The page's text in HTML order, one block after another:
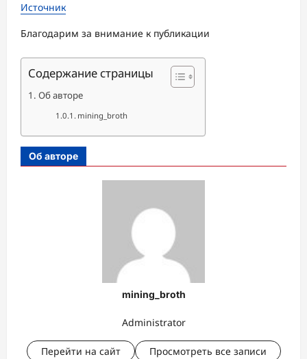
Источник
Благодарим за внимание к публикации
Содержание страницы
Об авторе
mining_broth
Об авторе
mining_broth
Administrator
Перейти на сайт Просмотреть все записи